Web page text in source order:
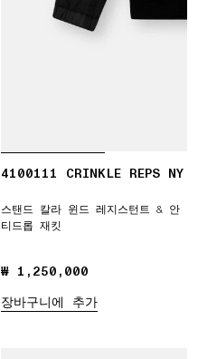
4100111 CRINKLE REPS NY
스탠드 칼라 윈드 레지스턴트 & 안
티드롭 재킷
₩ 1,250,000
₩ 1,250,000
장바구니에 추가